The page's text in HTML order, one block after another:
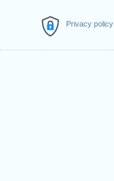
Privacy policy